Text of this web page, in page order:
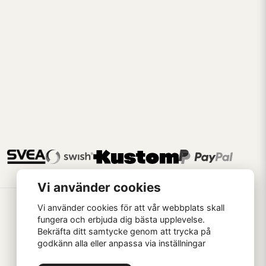
Handla som
Vi använder cookies
Vi använder cookies för att vår webbplats skall
fungera och erbjuda dig bästa upplevelse.
Bekräfta ditt samtycke genom att trycka på
godkänn alla eller anpassa via inställningar